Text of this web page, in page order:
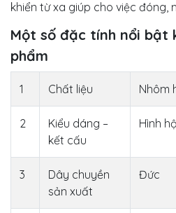
khiển từ xa giúp cho việc đóng,
Một số đặc tính nổi bật
phẩm
1 Chất liệu Nhôm
2
Kiểu dáng –
kết cấu
Hình
3
Dây chuyền
sản xuất
Đức